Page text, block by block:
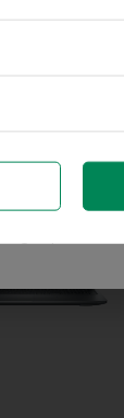
nie
e-mail) na